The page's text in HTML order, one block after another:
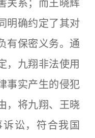
关系；而王晓辉
明确约定了其对
有保密义务。通
，九翔非法使用
事实产生的侵犯
，将九翔、王晓
讼，符合我国